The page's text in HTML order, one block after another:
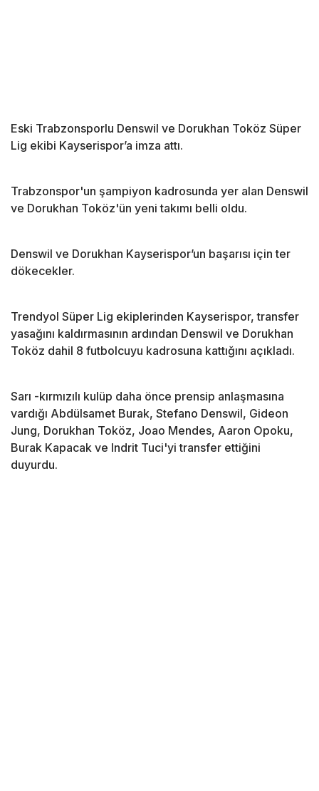
Eski Trabzonsporlu Denswil ve Dorukhan Toköz Süper
Lig ekibi Kayserispor’a imza attı.
Trabzonspor'un şampiyon kadrosunda yer alan Denswil
ve Dorukhan Toköz'ün yeni takımı belli oldu.
Denswil ve Dorukhan Kayserispor’un başarısı için ter
dökecekler.
Trendyol Süper Lig ekiplerinden Kayserispor, transfer
yasağını kaldırmasının ardından Denswil ve Dorukhan
Toköz dahil 8 futbolcuyu kadrosuna kattığını açıkladı.
Sarı -kırmızılı kulüp daha önce prensip anlaşmasına
vardığı Abdülsamet Burak, Stefano Denswil, Gideon
Jung, Dorukhan Toköz, Joao Mendes, Aaron Opoku,
Burak Kapacak ve Indrit Tuci'yi transfer ettiğini
duyurdu.